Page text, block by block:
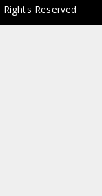
Rights Reserved